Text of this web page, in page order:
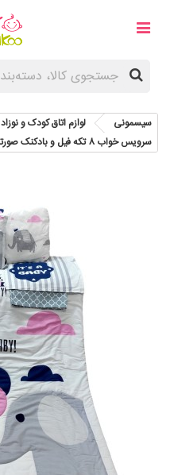
سیسمونی لوازم اتاق کودک و نوزاد
سرویس خواب 8 تکه فیل و بادکنک صورتی تاپ دوزانی Topdozani